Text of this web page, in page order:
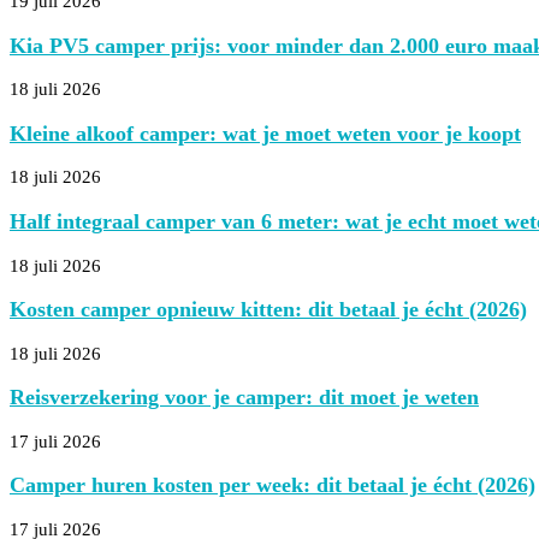
Kia PV5 camper prijs: voor minder dan 2.000 euro
18 juli 2026
Kleine alkoof camper: wat je moet weten voor je koopt
18 juli 2026
Half integraal camper van 6 meter: wat je echt moet
18 juli 2026
Kosten camper opnieuw kitten: dit betaal je écht (2026)
18 juli 2026
Reisverzekering voor je camper: dit moet je weten
17 juli 2026
Camper huren kosten per week: dit betaal je écht (2026)
17 juli 2026